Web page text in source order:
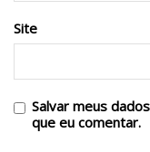
Site
Salvar meus
que eu comentar.